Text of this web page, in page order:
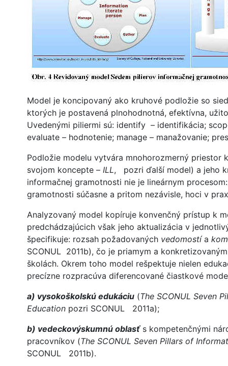
Model je koncipovaný ako kruhové podložie so
ktorých je postavená plnohodnotná, efektívna,
Uvedenými piliermi sú: identify – identifikácia;
evaluate – hodnotenie; manage – manažovanie;
Podložie modelu vytvára mnohorozmerný
svojom koncepte – ILL, pozri ďalší model) a jeho
informačnej gramotnosti nie je lineárnym
gramotnosti súčasne a pritom nezávisle, hoci v
Analyzovaný model kopíruje konvenčný prístup k
predchádzajúcich však jeho aktualizácia v
špecifikuje: rozsah požadovaných vedomostía
SCONUL 2011b), čo je priamym a
školách. Okrem toho model rešpektuje nielen
precízne rozpracúva diferencované čiastkové
a) vysokoškolskú edukáciu (The SCONUL Seven
Education pozri SCONUL 2011a);
b) vedeckovýskumnú oblasťs kompetenčnými
pracovníkov (The SCONUL Seven Pillars of
SCONUL 2011b).